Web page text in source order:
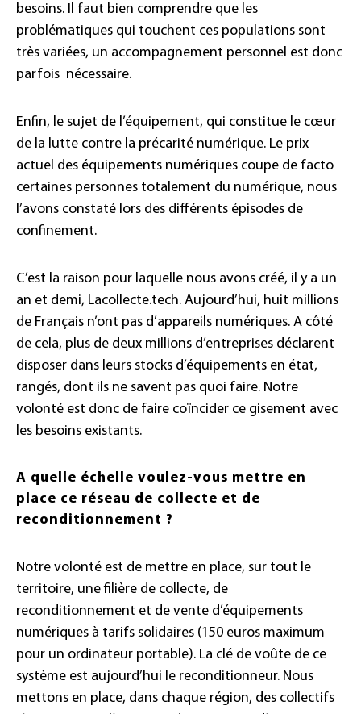
besoins. Il faut bien comprendre que les
problématiques qui touchent ces populations sont
très variées, un accompagnement personnel est donc
parfois nécessaire.
Enfin, le sujet de l’équipement, qui constitue le cœur
de la lutte contre la précarité numérique. Le prix
actuel des équipements numériques coupe de facto
certaines personnes totalement du numérique, nous
l’avons constaté lors des différents épisodes de
confinement.
C’est la raison pour laquelle nous avons créé, il y a un
an et demi, Lacollecte.tech. Aujourd’hui, huit millions
de Français n’ont pas d’appareils numériques. A côté
de cela, plus de deux millions d’entreprises déclarent
disposer dans leurs stocks d’équipements en état,
rangés, dont ils ne savent pas quoi faire. Notre
volonté est donc de faire coïncider ce gisement avec
les besoins existants.
A quelle échelle voulez-vous mettre en
place ce réseau de collecte et de
reconditionnement ?
Notre volonté est de mettre en place, sur tout le
territoire, une filière de collecte, de
reconditionnement et de vente d’équipements
numériques à tarifs solidaires (150 euros maximum
pour un ordinateur portable). La clé de voûte de ce
système est aujourd’hui le reconditionneur. Nous
mettons en place, dans chaque région, des collectifs